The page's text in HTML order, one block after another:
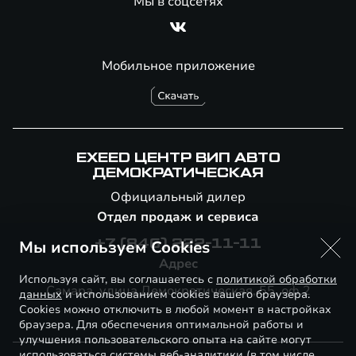
Мобильное приложение
EXEED ЦЕНТР ВИП АВТО
ДЕМОКРАТИЧЕСКАЯ
Официальный дилер
Отдел продаж и сервиса
+7 (846) 222-11-11
Адрес
Самара, улица Демократическая, 55, оф.2
Мы используем Cookies
Используя сайт, вы соглашаетесь с политикой обработки
данныхи использованием cookies вашего браузера.
Cookies можно отключить в любой момент в настройках
браузера. Для обеспечения оптимальной работы и
улучшения пользовательского опыта на сайте могут